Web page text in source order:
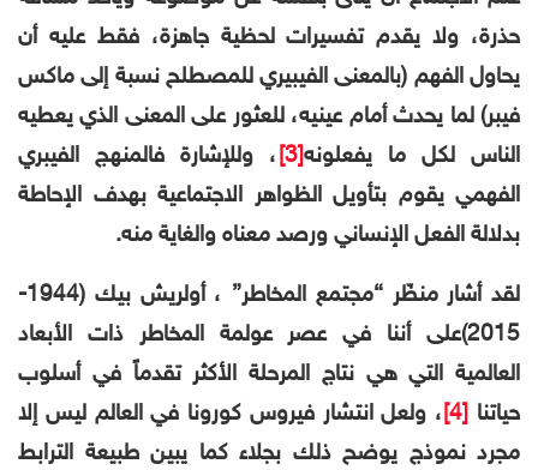
حذرة، ولا يقدم تفسيرات لحظية جاهزة، فقط عليه أن
يحاول الفهم (بالمعنى الفيبيري للمصطلح نسبة إلى ماكس
فيبر) لما يحدث أمام عينيه، للعثور على المعنى الذي يعطيه
الناس لكل ما يفعلونه[3]
، وللإشارة فالمنهج الفيبري
الفهمي يقوم بتأويل الظواهر الاجتماعية بهدف الإحاطة
بدلالة الفعل الإنساني ورصد معناه والغاية منه.
لقد أشار منظّر “مجتمع المخاطر” ، أولريش بيك (1944-
2015)على أننا في عصر عولمة المخاطر ذات الأبعاد
العالمية التي هي نتاج المرحلة الأكثر تقدماً في أسلوب
حياتنا [4]
، ولعل انتشار فيروس كورونا في العالم ليس إلا
مجرد نموذج يوضح ذلك بجلاء كما يبين طبيعة الترابط